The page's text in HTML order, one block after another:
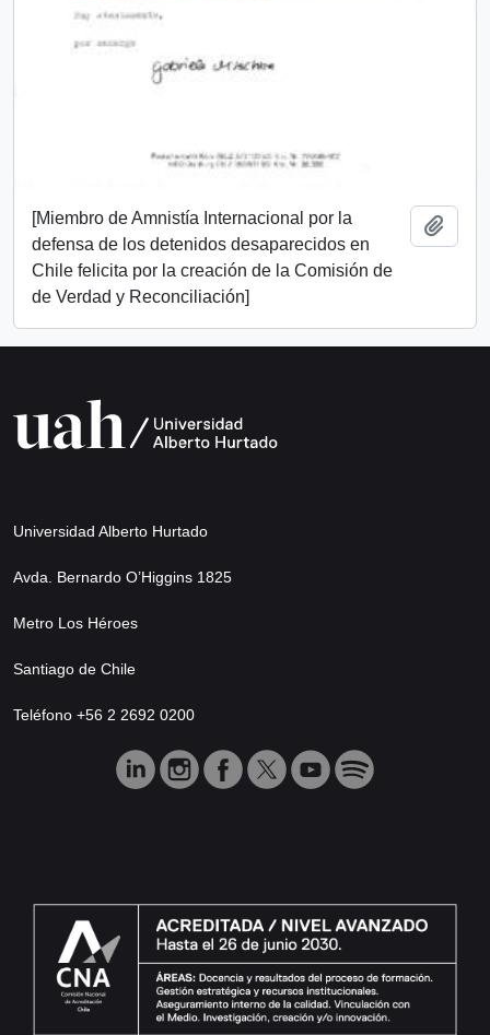
[Miembro de Amnistía Internacional por la
defensa de los detenidos desaparecidos en
Chile felicita por la creación de la Comisión de
de Verdad y Reconciliación]
Universidad Alberto Hurtado
Avda. Bernardo O’Higgins 1825
Metro Los Héroes
Santiago de Chile
Teléfono +56 2 2692 0200